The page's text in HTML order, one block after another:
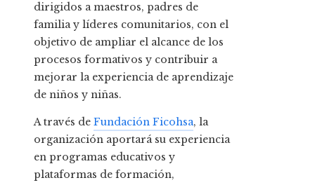
dirigidos a maestros, padres de
familia y líderes comunitarios, con el
objetivo de ampliar el alcance de los
procesos formativos y contribuir a
mejorar la experiencia de aprendizaje
de niños y niñas.
A través de Fundación Ficohsa, la
organización aportará su experiencia
en programas educativos y
plataformas de formación,